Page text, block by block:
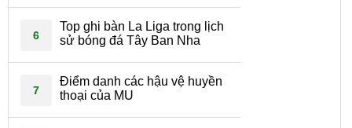
6
Top ghi bàn La Liga trong lịch
sử bóng đá Tây Ban Nha
7
Điểm danh các hậu vệ huyền
thoại của MU